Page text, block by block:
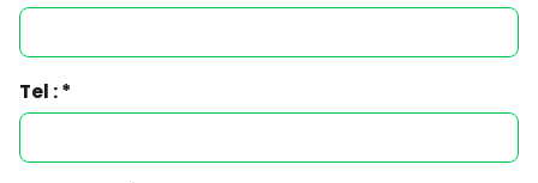
Tel : *